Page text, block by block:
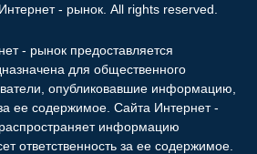
- рынок. All rights reserved.
- рынок предоставляется
для общественного
опубликовавшие информацию,
за ее содержимое. Сайта Интернет -
информацию
ответственность за ее содержимое.